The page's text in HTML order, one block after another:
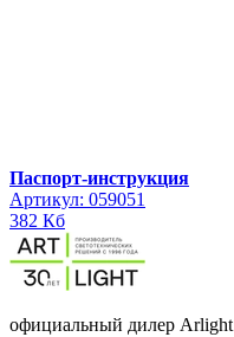
Паспорт-инструкция
Артикул: 059051
382 Кб
официальный дилер Arlight